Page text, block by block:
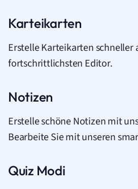
Karteikarten
Erstelle Karteikarten schneller
fortschrittlichsten Editor.
Notizen
Erstelle schöne Notizen mit
Bearbeite Sie mit unseren
Quiz Modi